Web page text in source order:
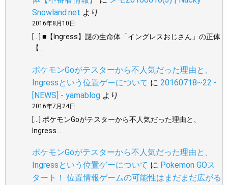
Snowland.net より
2016年8月10日
[…] ■【Ingress】謎の生命体「イングレスおじさん」の正体
【…
ポケモンGoがテスターから不人気だった理由と、
Ingressという位置ゲーについて に 20160718~22 -
[NEWS] - yamablog より
2016年7月24日
[…] ポケモンGoがテスターから不人気だった理由と、
Ingress…
ポケモンGoがテスターから不人気だった理由と、
Ingressという位置ゲーについて に Pokemon GOス
タート！ 位置情報ゲームの可能性はまだまだ広がる